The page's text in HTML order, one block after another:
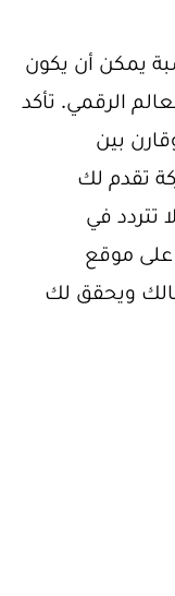
يمكن أن يكون
الرقمي. تأكد
بين
تقدم لك
تتردد في
موقع
ويحقق لك